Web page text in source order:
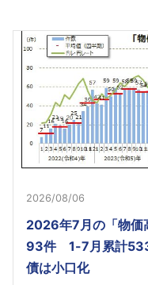
2026/08/06
2026年7月の「物価
93件 1-7月累計533
債は小口化